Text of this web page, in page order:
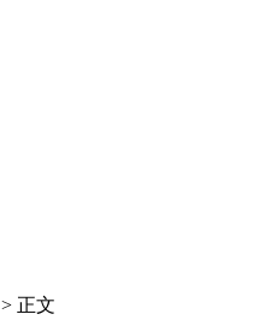
> 正文